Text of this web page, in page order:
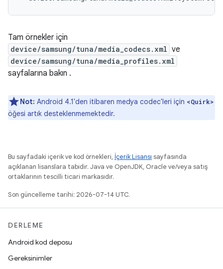
Tam örnekler için
device/samsung/tuna/media_codecs.xml ve
device/samsung/tuna/media_profiles.xml
sayfalarına bakın .
Not: Android 4.1'den itibaren medya codec'leri için <Quirk>
öğesi artık desteklenmemektedir.
Bu sayfadaki içerik ve kod örnekleri, İçerik Lisansı sayfasında
açıklanan lisanslara tabidir. Java ve OpenJDK, Oracle ve/veya satış
ortaklarının tescilli ticari markasıdır.
Son güncelleme tarihi: 2026-07-14 UTC.
DERLEME
Android kod deposu
Gereksinimler